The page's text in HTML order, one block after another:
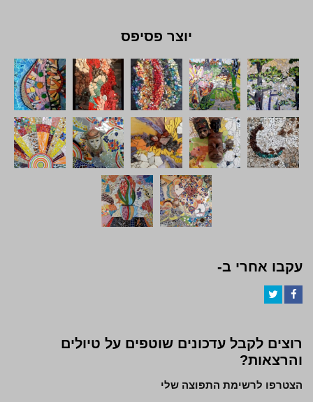
יוצר פסיפס
עקבו אחרי ב-
רוצים לקבל עדכונים שוטפים על טיולים
והרצאות?
הצטרפו לרשימת התפוצה שלי